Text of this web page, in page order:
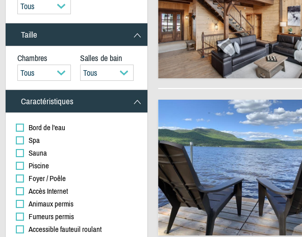
Tous
Taille
Chambres
Salles de bain
Tous
Tous
Caractéristiques
Bord de l'eau
Spa
Sauna
Piscine
Foyer / Poêle
Accès Internet
Animaux permis
Fumeurs permis
Accessible fauteuil roulant